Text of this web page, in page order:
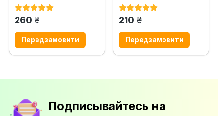
надзвичайних ситуацій
260 грн.
інформації у формі
210 грн.
Подписывайтесь на